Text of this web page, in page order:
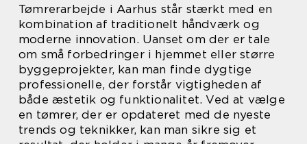
Tømrerarbejde i Aarhus står stærkt med en
kombination af traditionelt håndværk og
moderne innovation. Uanset om der er tale
om små forbedringer i hjemmet eller større
byggeprojekter, kan man finde dygtige
professionelle, der forstår vigtigheden af
både æstetik og funktionalitet. Ved at vælge
en tømrer, der er opdateret med de nyeste
trends og teknikker, kan man sikre sig et